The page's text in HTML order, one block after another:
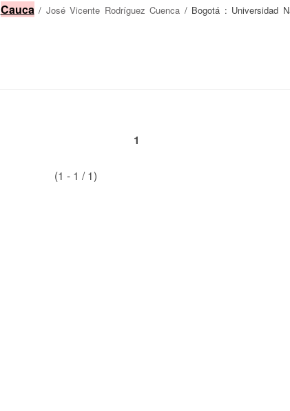
Cauca/ José Vicente Rodríguez Cuenca / Bogotá : Universidad
1
(1 - 1 / 1)